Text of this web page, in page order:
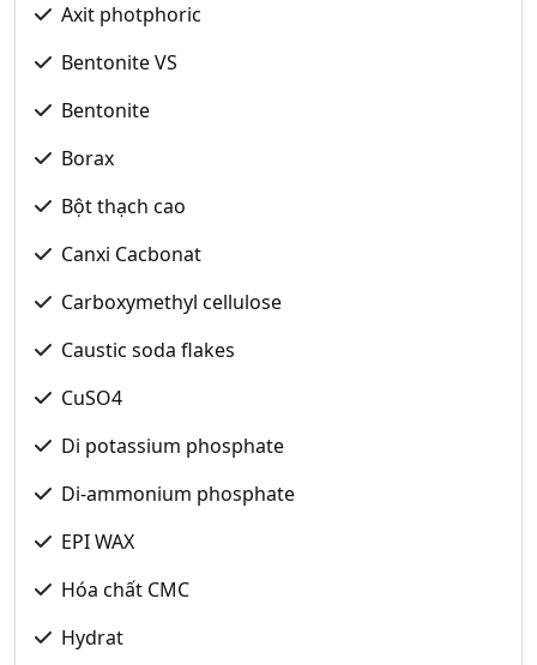
Axit photphoric
Bentonite VS
Bentonite
Borax
Bột thạch cao
Canxi Cacbonat
Carboxymethyl cellulose
Caustic soda flakes
CuSO4
Di potassium phosphate
Di-ammonium phosphate
EPI WAX
Hóa chất CMC
Hydrat